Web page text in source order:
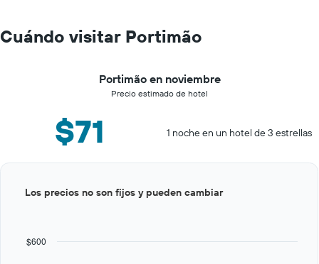
Cuándo visitar Portimão
Portimão en noviembre
Precio estimado de hotel
$71 1 noche en un hotel de 3 estrellas
graphic.
$600
Los precios no son fijos y pueden cambiar